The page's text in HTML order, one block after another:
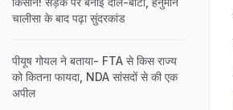
चालीसा के बाद पढ़ा सुंदरकांड
पीयूष गोयल ने बताया- FTA से किस राज्य
को कितना फायदा, NDA सांसदों से की एक
अपील